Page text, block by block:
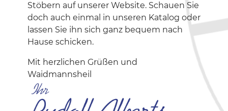
Stöbern auf unserer Website. Schauen Sie
doch auch einmal in unseren Katalog oder
lassen Sie ihn sich ganz bequem nach
Hause schicken.
Mit herzlichen Grüßen und
Waidmannsheil